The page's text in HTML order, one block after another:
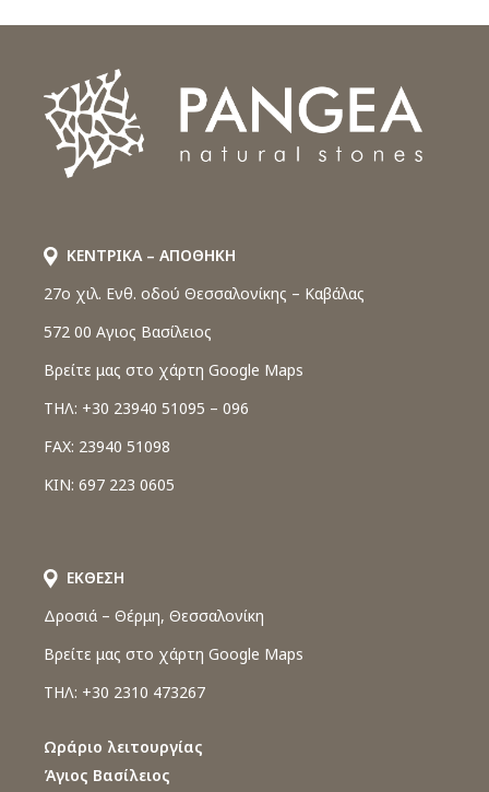
ΚΕΝΤΡΙΚΑ – ΑΠΟΘΗΚΗ
27o χιλ. Ενθ. οδού Θεσσαλονίκης – Καβάλας
572 00 Αγιος Βασίλειος
Βρείτε μας στο χάρτη Google Maps
ΤΗΛ: +30 23940 51095 – 096
FAX: 23940 51098
ΚΙΝ: 697 223 0605
ΕΚΘΕΣΗ
Δροσιά – Θέρμη, Θεσσαλονίκη
Βρείτε μας στο χάρτη Google Maps
ΤΗΛ: +30 2310 473267
Ωράριο λειτουργίας
Άγιος Βασίλειος